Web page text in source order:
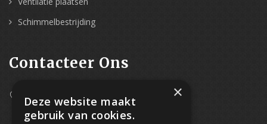
Schimmelbestrijding
Contacteer Ons
Westpoort 37B,
2070 Zwijndrecht
×
Deze website maakt
gebruik van cookies.